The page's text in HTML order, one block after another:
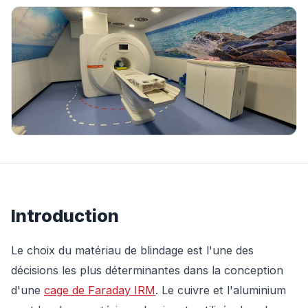
Introduction
Le choix du matériau de blindage est l'une des
décisions les plus déterminantes dans la conception
d'une cage de Faraday IRM. Le cuivre et l'aluminium